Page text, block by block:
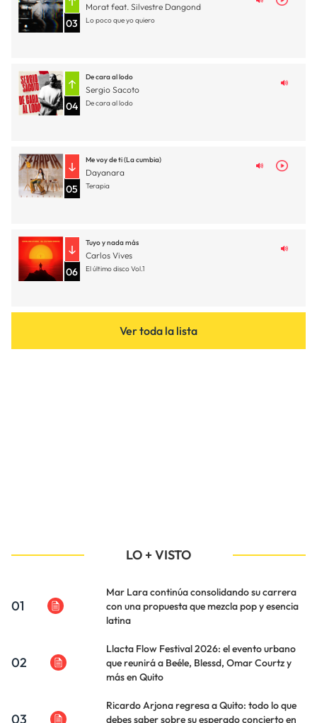
03
Morat feat. Silvestre Dangond
Lo poco que yo quiero
04
De cara al lodo
Sergio Sacoto
De cara al lodo
05
Me voy de ti (La cumbia)
Dayanara
Terapia
06
Tuyo y nada más
Carlos Vives
El último disco Vol.1
Ver toda la lista
LO + VISTO
01
Mar Lara continúa consolidando su carrera
con una propuesta que mezcla pop y esencia
latina
02
Llacta Flow Festival 2026: el evento urbano
que reunirá a Beéle, Blessd, Omar Courtz y
más en Quito
03
Ricardo Arjona regresa a Quito: todo lo que
debes saber sobre su esperado concierto en